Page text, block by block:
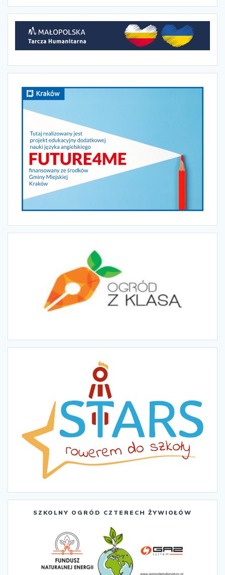
SZKOLNY OGRÓD CZTERECH ŻYWIOŁÓW